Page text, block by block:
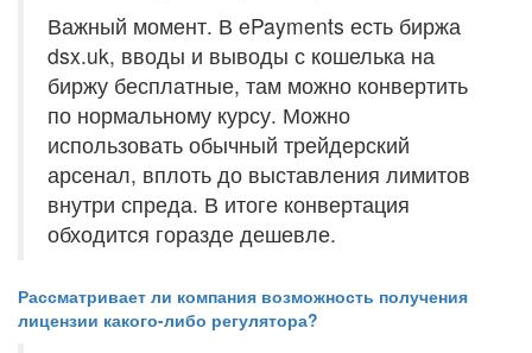
Важный момент. В ePayments есть биржа
dsx.uk, вводы и выводы с кошелька на
биржу бесплатные, там можно конвертить
по нормальному курсу. Можно
использовать обычный трейдерский
арсенал, вплоть до выставления лимитов
внутри спреда. В итоге конвертация
обходится горазде дешевле.
Рассматривает ли компания возможность получения
лицензии какого-либо регулятора?